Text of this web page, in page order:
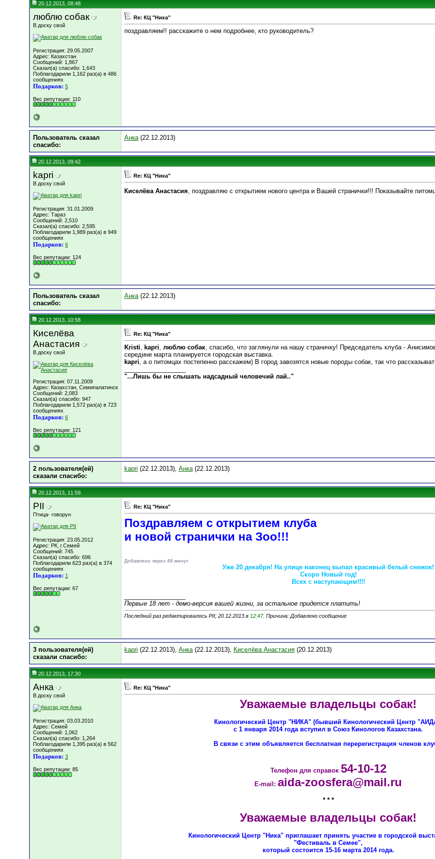
20.12.2013, 08:48
люблю собак
В доску свой
Регистрация: 29.05.2007
Адрес: Казахстан
Сообщений: 1,867
Сказал(а) спасибо: 1,643
Поблагодарили 1,162 раз(а) в 486
сообщениях
Подарков: 5
Вес репутации: 110
Re: КЦ "Ника"
поздравляем!! расскажите о нем подробнее, кто руководитель?
Пользователь сказал
cпасибо:
Анка(22.12.2013)
20.12.2013, 09:42
kapri
В доску свой
Регистрация: 31.01.2009
Адрес: Тараз
Сообщений: 2,510
Сказал(а) спасибо: 2,595
Поблагодарили 1,989 раз(а) в 949
сообщениях
Подарков: 6
Вес репутации: 124
Re: КЦ "Ника"
Киселёва Анастасия, поздравляю с открытием нового центра и Вашей странички!!! Показывайте
Пользователь сказал
cпасибо:
Анка(22.12.2013)
20.12.2013, 10:58
Киселёва
Анастасия
В доску свой
Регистрация: 07.11.2009
Адрес: Казахстан, Семипалатинск
Сообщений: 2,083
Сказал(а) спасибо: 947
Поблагодарили 1,572 раз(а) в 723
сообщениях
Подарков: 6
Вес репутации: 121
Re: КЦ "Ника"
Kristi, kapri, люблю собак, спасибо, что заглянули на нашу страничку! Председатель клуба -
середине марта планируется городская выставка.
kapri, а о питомцах постепенно расскажем) В город завозятся новые породы собак, так что
"...Лишь бы не слышать надсадный человечий лай.."
2 пользователя(ей)
сказали cпасибо:
kapri (22.12.2013), Анка(22.12.2013)
20.12.2013, 11:59
PII
Птица- говорун
Регистрация: 23.05.2012
Адрес: РК, г.Семей
Сообщений: 745
Сказал(а) спасибо: 696
Поблагодарили 623 раз(а) в 374
сообщениях
Подарков: 1
Вес репутации: 67
Re: КЦ "Ника"
Поздравляем с открытием клуба
и новой странички на Зоо!!!
Добавлено через 48 минут
Уже 20 декабря! На улице наконец выпал красивый белый снежок!
Скоро Новый год!
Всех с наступающим!!!!
Первые 18 лет - демо-версия вашей жизни, за остальное придется платить!
Последний раз редактировалось PII; 20.12.2013 в 12:47. Причина: Добавлено сообщение
3 пользователя(ей)
сказали cпасибо:
kapri (22.12.2013), Анка(22.12.2013), Киселёва Анастасия (20.12.2013)
20.12.2013, 17:30
Анка
В доску свой
Регистрация: 03.03.2010
Адрес: Семей
Сообщений: 1,062
Сказал(а) спасибо: 1,264
Поблагодарили 1,395 раз(а) в 562
сообщениях
Подарков: 3
Вес репутации: 85
Re: КЦ "Ника"
Уважаемые владельцы собак!
Кинологический Центр "НИКА" (бывший Кинологический Центр
с 1 января 2014 года вступил в Союз Кинологов Казахстана.
В связи с этим объявляется бесплатная перерегистрация членов
Телефон для справок 54-10-12
E-mail: aida-zoosfera@mail.ru
* * *
Уважаемые владельцы собак!
Кинологический Центр "Ника" приглашает принять участие в городской
"Фестиваль в Семее",
который состоится 15-16 марта 2014 года.